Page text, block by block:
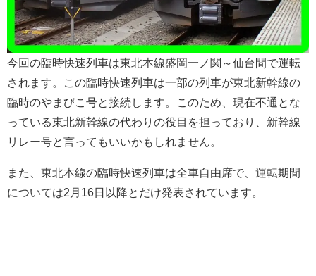
今回の臨時快速列車は東北本線盛岡一ノ関～仙台間で運転
されます。この臨時快速列車は一部の列車が東北新幹線の
臨時のやまびこ号と接続します。このため、現在不通とな
っている東北新幹線の代わりの役目を担っており、新幹線
リレー号と言ってもいいかもしれません。
また、東北本線の臨時快速列車は全車自由席で、運転期間
については2月16日以降とだけ発表されています。